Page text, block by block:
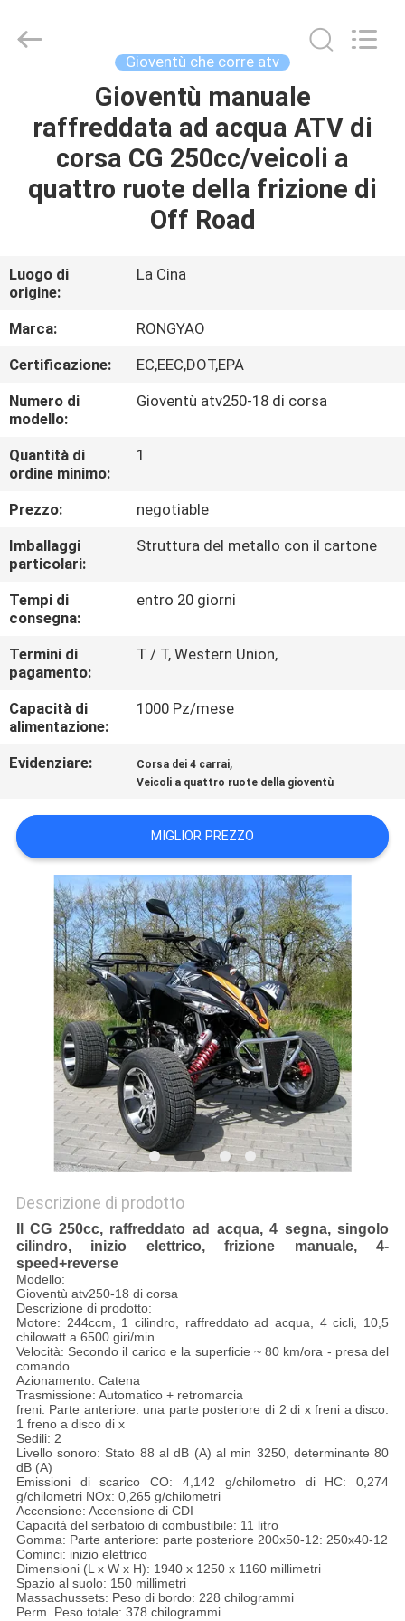
PRODOTTI
CIRCA
GIRO
DELLA
FABBRICA
CONTROLLO
DI
QUALITÀ
CONTATTICI
RICHIEDA
UNA
CITAZIONE
MAPPA
SITO
POLITICA
SULLA
PRIVACY
Rongyao
Vehicle
Gioventù che corre atv
Gioventù manuale
raffreddata ad acqua ATV di
corsa CG 250cc/veicoli a
quattro ruote della frizione di
Off Road
Luogo di
origine:
La Cina
Marca:
RONGYAO
Certificazione:
EC,EEC,DOT,EPA
Numero di
modello:
Gioventù atv250-18 di corsa
Quantità di
ordine minimo:
1
Prezzo:
negotiable
Imballaggi
particolari:
Struttura del metallo con il cartone
Tempi di
consegna:
entro 20 giorni
Termini di
pagamento:
T / T, Western Union,
Capacità di
alimentazione:
1000 Pz/mese
Evidenziare: Corsa dei 4 carrai,
Veicoli a quattro ruote della gioventù
MIGLIOR PREZZO
Descrizione di prodotto
Il CG 250cc, raffreddato ad acqua, 4 segna, singolo
cilindro, inizio elettrico, frizione manuale, 4-
speed+reverse
Modello:
Gioventù atv250-18 di corsa
Descrizione di prodotto:
Motore: 244ccm, 1 cilindro, raffreddato ad acqua, 4 cicli, 10,5
chilowatt a 6500 giri/min.
Velocità: Secondo il carico e la superficie ~ 80 km/ora - presa del
comando
Azionamento: Catena
Trasmissione: Automatico + retromarcia
freni: Parte anteriore: una parte posteriore di 2 di x freni a disco:
1 freno a disco di x
Sedili: 2
Livello sonoro: Stato 88 al dB (A) al min 3250, determinante 80
dB (A)
Emissioni di scarico CO: 4,142 g/chilometro di HC: 0,274
g/chilometri NOx: 0,265 g/chilometri
Accensione: Accensione di CDI
Capacità del serbatoio di combustibile: 11 litro
Gomma: Parte anteriore: parte posteriore 200x50-12: 250x40-12
Cominci: inizio elettrico
Dimensioni (L x W x H): 1940 x 1250 x 1160 millimetri
Spazio al suolo: 150 millimetri
Massachussets: Peso di bordo: 228 chilogrammi
Perm. Peso totale: 378 chilogrammi